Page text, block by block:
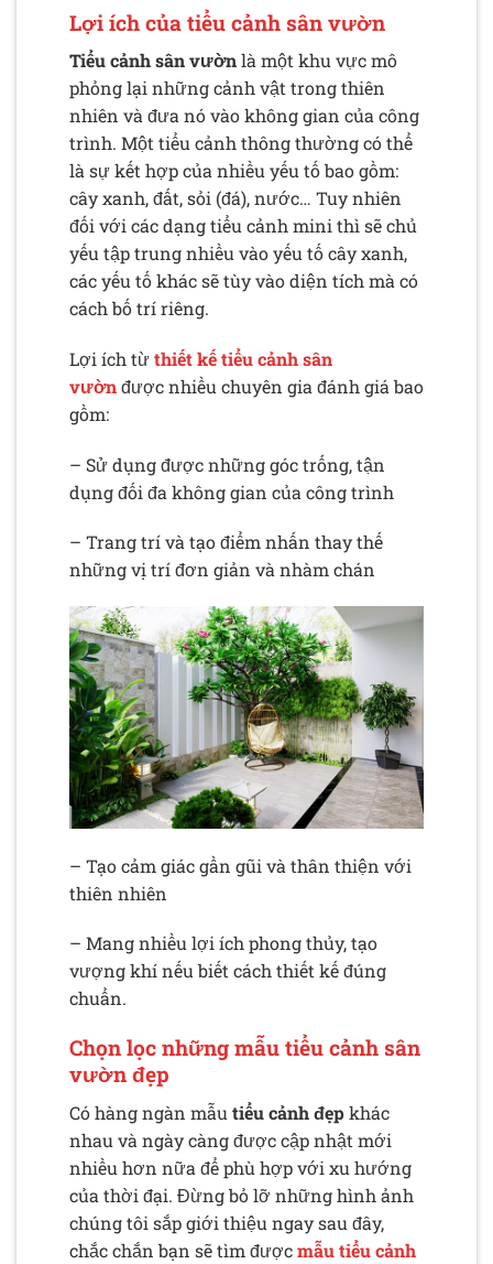
Lợi ích của tiểu cảnh sân vườn
Tiểu cảnh sân vườnlà một khu vực mô
phỏng lại những cảnh vật trong thiên
nhiên và đưa nó vào không gian của công
trình. Một tiểu cảnh thông thường có thể
là sự kết hợp của nhiều yếu tố bao gồm:
cây xanh, đất, sỏi (đá), nước… Tuy nhiên
đối với các dạng tiểu cảnh mini thì sẽ chủ
yếu tập trung nhiều vào yếu tố cây xanh,
các yếu tố khác sẽ tùy vào diện tích mà có
cách bố trí riêng.
Lợi ích từthiết kế tiểu cảnh sân
vườnđược nhiều chuyên gia đánh giá bao
gồm:
– Sử dụng được những góc trống, tận
dụng đối đa không gian của công trình
– Trang trí và tạo điểm nhấn thay thế
những vị trí đơn giản và nhàm chán
– Tạo cảm giác gần gũi và thân thiện với
thiên nhiên
– Mang nhiều lợi ích phong thủy, tạo
vượng khí nếu biết cách thiết kế đúng
chuẩn.
Chọn lọc những mẫu tiểu cảnh sân
vườn đẹp
Có hàng ngàn mẫu tiểu cảnh đẹpkhác
nhau và ngày càng được cập nhật mới
nhiều hơn nữa để phù hợp với xu hướng
của thời đại. Đừng bỏ lỡ những hình ảnh
chúng tôi sắp giới thiệu ngay sau đây,
chắc chắn bạn sẽ tìm đượcmẫu tiểu cảnh